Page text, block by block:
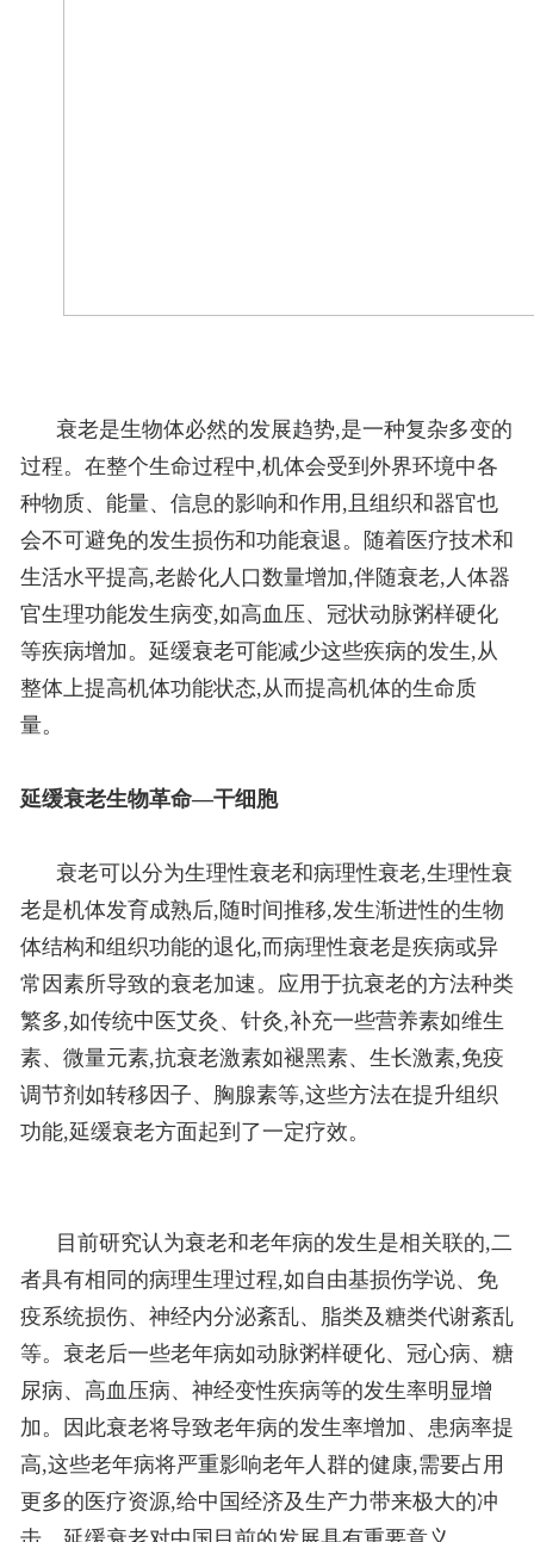
衰老是生物体必然的发展趋势,是一种复杂多变的
过程。在整个生命过程中,机体会受到外界环境中各
种物质、能量、信息的影响和作用,且组织和器官也
会不可避免的发生损伤和功能衰退。随着医疗技术和
生活水平提高,老龄化人口数量增加,伴随衰老,人体器
官生理功能发生病变,如高血压、冠状动脉粥样硬化
等疾病增加。延缓衰老可能减少这些疾病的发生,从
整体上提高机体功能状态,从而提高机体的生命质
量。
延缓衰老生物革命—干细胞
衰老可以分为生理性衰老和病理性衰老,生理性衰
老是机体发育成熟后,随时间推移,发生渐进性的生物
体结构和组织功能的退化,而病理性衰老是疾病或异
常因素所导致的衰老加速。应用于抗衰老的方法种类
繁多,如传统中医艾灸、针灸,补充一些营养素如维生
素、微量元素,抗衰老激素如褪黑素、生长激素,免疫
调节剂如转移因子、胸腺素等,这些方法在提升组织
功能,延缓衰老方面起到了一定疗效。
目前研究认为衰老和老年病的发生是相关联的,二
者具有相同的病理生理过程,如自由基损伤学说、免
疫系统损伤、神经内分泌紊乱、脂类及糖类代谢紊乱
等。衰老后一些老年病如动脉粥样硬化、冠心病、糖
尿病、高血压病、神经变性疾病等的发生率明显增
加。因此衰老将导致老年病的发生率增加、患病率提
高,这些老年病将严重影响老年人群的健康,需要占用
更多的医疗资源,给中国经济及生产力带来极大的冲